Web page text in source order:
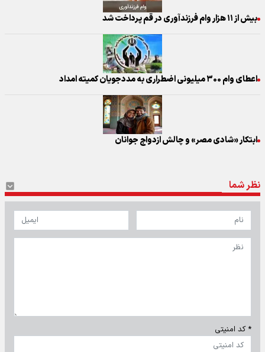
بیش از ۱۱ هزار وام فرزندآوری در قم پرداخت شد
اعطای وام ۳۰۰ میلیونی اضطراری به مددجویان کمیته امداد
ابتکار «شادی مصر» و چالش ازدواج جوانان
نظر شما
* کد امنیتی